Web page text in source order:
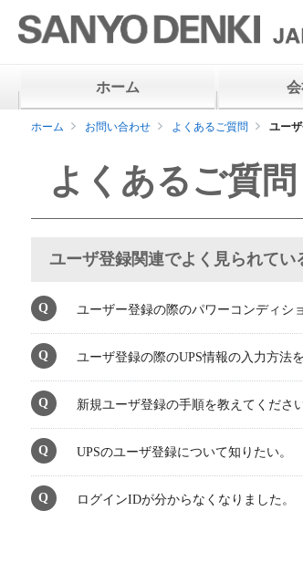
ホーム
ホーム お問い合わせ よくあるご質問 ユー
よくあるご質問
ユーザ登録関連でよく見られてい
ユーザー登録の際のパワーコンディシ
ユーザ登録の際のUPS情報の入力方法
新規ユーザ登録の手順を教えてください
UPSのユーザ登録について知りたい。
ログインIDが分からなくなりました。